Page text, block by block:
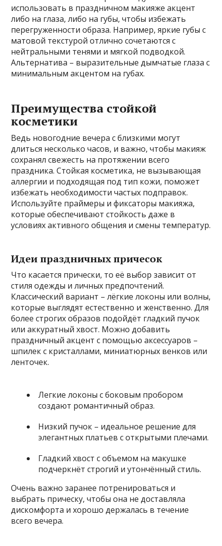
использовать в праздничном макияже акцент
либо на глаза, либо на губы, чтобы избежать
перегруженности образа. Например, яркие губы с
матовой текстурой отлично сочетаются с
нейтральными тенями и мягкой подводкой.
Альтернатива – выразительные дымчатые глаза с
минимальным акцентом на губах.
Преимущества стойкой
косметики
Ведь новогодние вечера с близкими могут
длиться несколько часов, и важно, чтобы макияж
сохранял свежесть на протяжении всего
праздника. Стойкая косметика, не вызывающая
аллергии и подходящая под тип кожи, поможет
избежать необходимости частых подправок.
Используйте праймеры и фиксаторы макияжа,
которые обеспечивают стойкость даже в
условиях активного общения и смены температур.
Идеи праздничных причесок
Что касается прически, то её выбор зависит от
стиля одежды и личных предпочтений.
Классический вариант – лёгкие локоны или волны,
которые выглядят естественно и женственно. Для
более строгих образов подойдёт гладкий пучок
или аккуратный хвост. Можно добавить
праздничный акцент с помощью аксессуаров –
шпилек с кристаллами, миниатюрных венков или
ленточек.
Легкие локоны с боковым пробором
создают романтичный образ.
Низкий пучок – идеальное решение для
элегантных платьев с открытыми плечами.
Гладкий хвост с объемом на макушке
подчеркнёт строгий и утончённый стиль.
Очень важно заранее потренироваться и
выбрать прическу, чтобы она не доставляла
дискомфорта и хорошо держалась в течение
всего вечера.